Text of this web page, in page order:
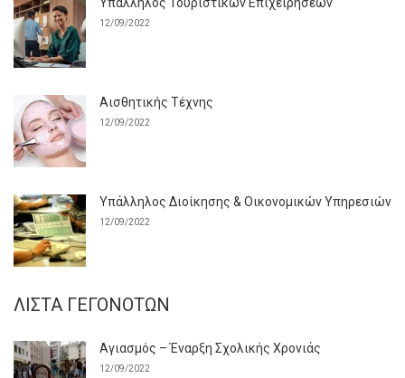
12/09/2022
Αισθητικής Τέχνης
12/09/2022
Υπάλληλος Διοίκησης & Οικονομικών Υπηρεσιών
12/09/2022
ΛΊΣΤΑ ΓΕΓΟΝΌΤΩΝ
Αγιασμός – Έναρξη Σχολικής Χρονιάς
12/09/2022